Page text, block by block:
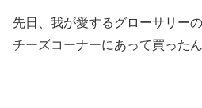
先日、我が愛するグローサリーの
チーズコーナーにあって買ったん